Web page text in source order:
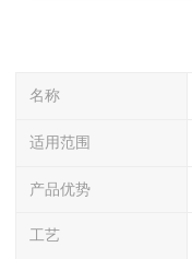
名称
适用范围
产品优势
工艺